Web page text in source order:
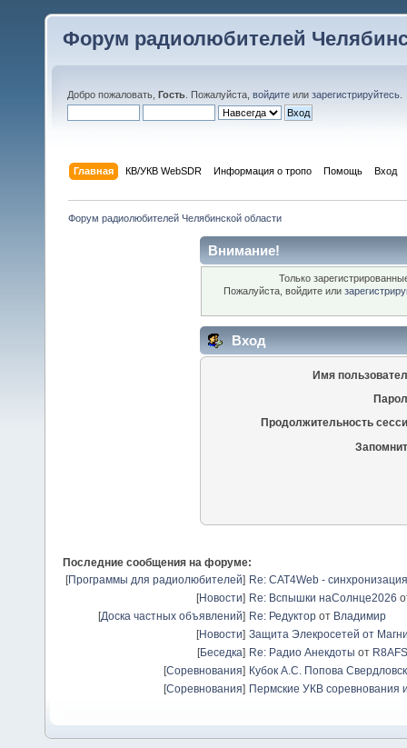
Форум радиолюбителей
Добро пожаловать, Гость . Пожалуйста, войдите или зарегистрируйтесь
Главная КВ/УКВ WebSDR Информация о тропо Помощь Вход
Форум радиолюбителей Челябинской области
Внимание!
Только
Пожалуйста, войдите или
Вход
Имя
Продолжительность
Последние сообщения на форуме:
[Программы для радиолюбителей] Re: CAT4Web -
[Новости] Re: Вспышки наСолнце2026
[Доска частных объявлений] Re: Редуктор от Владимир
[Новости] Защита Элекросетей от
[Беседка] Re: Радио Анекдоты от R8AFS
[Соревнования] Кубок А.С. Попова
[Соревнования] Пермские УКВ соревнования